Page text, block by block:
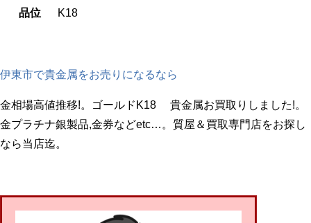
品位
K18
伊東市で貴金属をお売りになるなら
金相場高値推移!。ゴールドK18 貴金属お買取りしました!。
金プラチナ銀製品,金券などetc…。質屋＆買取専門店をお探し
なら当店迄。